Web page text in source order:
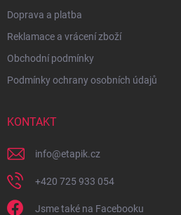
Doprava a platba
Reklamace a vrácení zboží
Obchodní podmínky
Podmínky ochrany osobních údajů
KONTAKT
info@etapik.cz
+420 725 933 054
Jsme také na Facebooku